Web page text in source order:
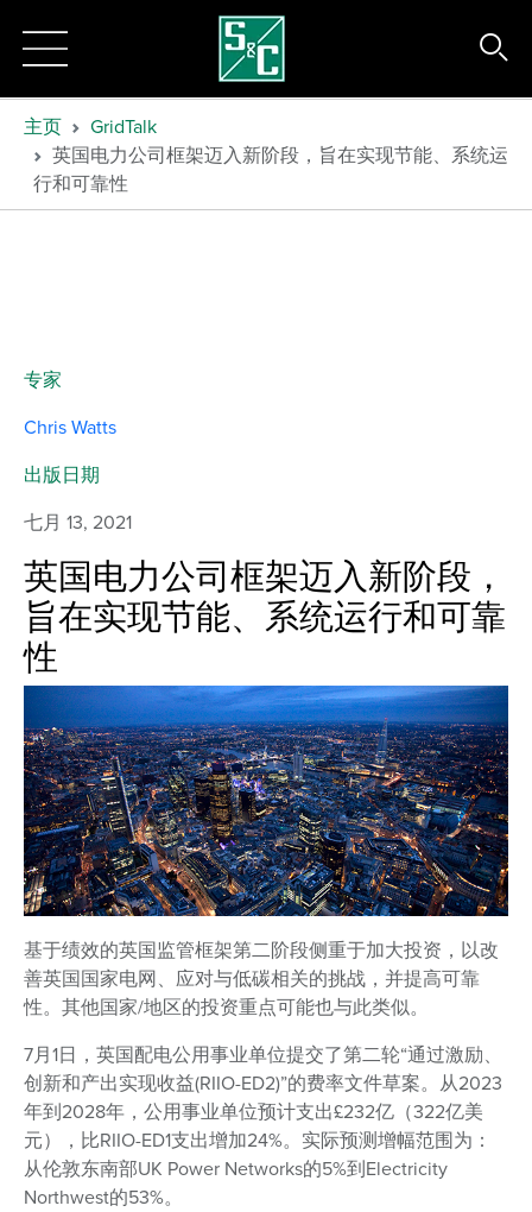
主页
GridTalk
英国电力公司框架迈入新阶段，旨在实现节能、系统运
行和可靠性
英国电力公司框架迈入新阶段，
旨在实现节能、系统运行和可靠
性
基于绩效的英国监管框架第二阶段侧重于加大投资，以改
善英国国家电网、应对与低碳相关的挑战，并提高可靠
性。其他国家/地区的投资重点可能也与此类似。
7月1日，英国配电公用事业单位提交了第二轮“通过激励、
创新和产出实现收益(RIIO-ED2)”的费率文件草案。从2023
年到2028年，公用事业单位预计支出£232亿（322亿美
元），比RIIO-ED1支出增加24%。实际预测增幅范围为：
从伦敦东南部UK Power Networks的5%到Electricity
Northwest的53%。
专家
Chris Watts
出版日期
七月 13, 2021